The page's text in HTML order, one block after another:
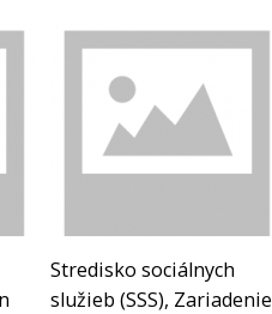
Stredisko sociálnych
služieb (SSS), Zariadenie